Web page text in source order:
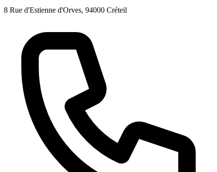
8 Rue d'Estienne d'Orves, 94000 Créteil